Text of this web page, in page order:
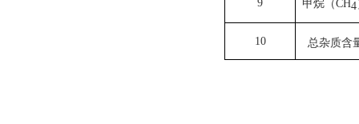
9 甲烷（CH4
10 总杂质含